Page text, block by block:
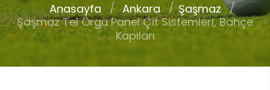
Anasayfa Ankara
Şaşmaz
Şaşmaz Tel Örgü Panel Çit Sistemleri, Bahçe
Kapıları